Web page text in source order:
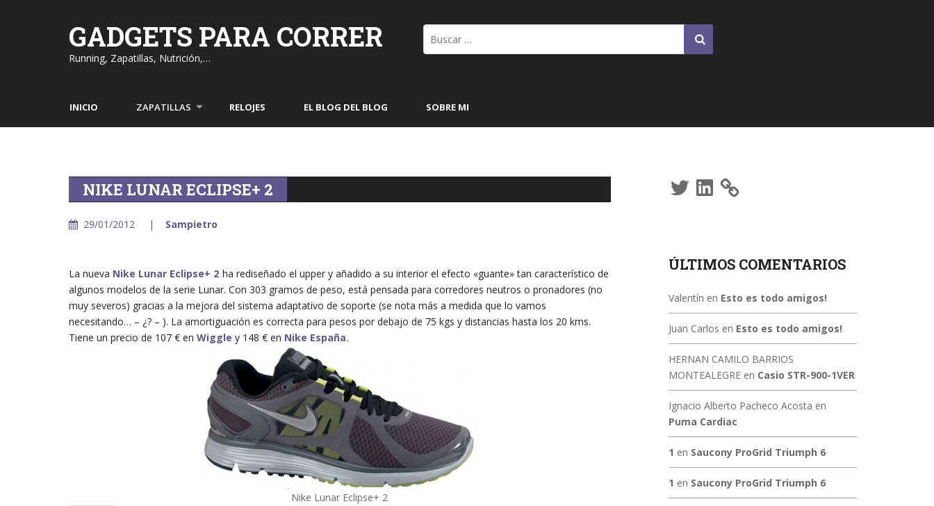
GADGETS PARA CORRER
Running, Zapatillas, Nutrición,…
INICIO ZAPATILLAS RELOJES EL BLOG DEL BLOG SOBRE MI
NIKE LUNAR ECLIPSE+ 2
29/01/2012 Sampietro
La nueva Nike Lunar Eclipse+ 2 ha rediseñado el upper y añadido a su interior el efecto «guante» tan característico de
algunos modelos de la serie Lunar. Con 303 gramos de peso, está pensada para corredores neutros o pronadores (no
muy severos) gracias a la mejora del sistema adaptativo de soporte (se nota más a medida que lo vamos
necesitando… – ¿? – ). La amortiguación es correcta para pesos por debajo de 75 kgs y distancias hasta los 20 kms.
Tiene un precio de 107 € en Wiggle y 148 € en Nike España.
Nike Lunar Eclipse+ 2
TwitterLinkedIn
ÚLTIMOS COMENTARIOS
Valentín en Esto es todo amigos!
Juan Carlos en Esto es todo amigos!
HERNAN CAMILO BARRIOS
MONTEALEGREen Casio STR-900-1VER
Ignacio Alberto Pacheco Acosta en
Puma Cardiac
1 en Saucony ProGrid Triumph 6
1 en Saucony ProGrid Triumph 6